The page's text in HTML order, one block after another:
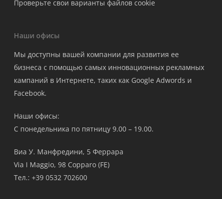
Проверьте свои варианты файлов cookie
Наши офисы
Мы доступны вашей компании для развития ее
бизнеса с помощью самых инновационных рекламных
кампаний в Интернете, таких как Google Adwords и
Facebook.
Наши офисы:
С понедельника по пятницу 9.00 – 19.00.
Виа У. Манфредини, 5 Феррара
Via I Maggio, 98 Copparo (FE)
Тел.: +39 0532 702600